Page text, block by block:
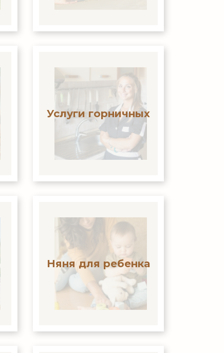
Услуги горничных
Няня для ребенка